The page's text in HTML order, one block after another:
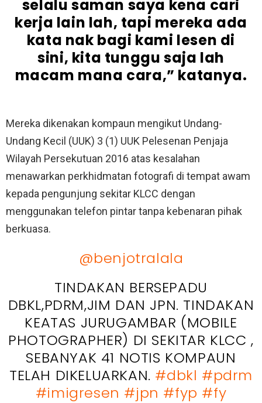
selalu saman saya kena cari
kerja lain lah, tapi mereka ada
kata nak bagi kami lesen di
sini, kita tunggu saja lah
macam mana cara,” katanya.
Mereka dikenakan kompaun mengikut Undang-
Undang Kecil (UUK) 3 (1) UUK Pelesenan Penjaja
Wilayah Persekutuan 2016 atas kesalahan
menawarkan perkhidmatan fotografi di tempat awam
kepada pengunjung sekitar KLCC dengan
menggunakan telefon pintar tanpa kebenaran pihak
berkuasa.
@benjotralala
TINDAKAN BERSEPADU
DBKL,PDRM,JIM DAN JPN. TINDAKAN
KEATAS JURUGAMBAR (MOBILE
PHOTOGRAPHER) DI SEKITAR KLCC ,
SEBANYAK 41 NOTIS KOMPAUN
TELAH DIKELUARKAN. #dbkl #pdrm
#imigresen #jpn #fyp #fy